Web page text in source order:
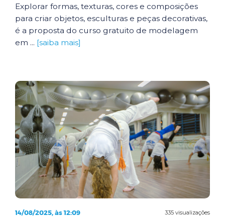
Explorar formas, texturas, cores e composições
para criar objetos, esculturas e peças decorativas,
é a proposta do curso gratuito de modelagem
em ... [saiba mais]
335 visualizações
14/08/2025, às 12:09